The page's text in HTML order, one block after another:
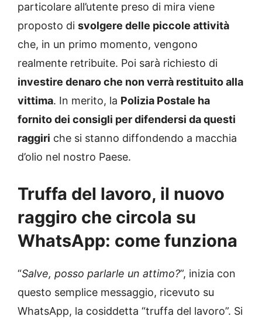
particolare all’utente preso di mira viene
proposto di svolgere delle piccole attività
che, in un primo momento, vengono
realmente retribuite. Poi sarà richiesto di
investire denaro che non verrà restituito alla
vittima. In merito, la Polizia Postale ha
fornito dei consigli per difendersi da questi
raggiri che si stanno diffondendo a macchia
d’olio nel nostro Paese.
Truffa del lavoro, il nuovo
raggiro che circola su
WhatsApp: come funziona
“Salve, posso parlarle un attimo?”, inizia con
questo semplice messaggio, ricevuto su
WhatsApp, la cosiddetta “truffa del lavoro”. Si